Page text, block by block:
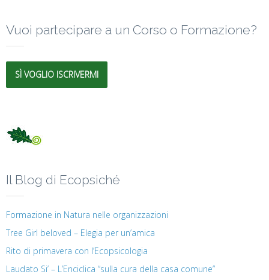
Vuoi partecipare a un Corso o Formazione?
SÌ VOGLIO ISCRIVERMI
Il Blog di Ecopsiché
Formazione in Natura nelle organizzazioni
Tree Girl beloved – Elegia per un’amica
Rito di primavera con l’Ecopsicologia
Laudato Si’ – L’Enciclica “sulla cura della casa comune”